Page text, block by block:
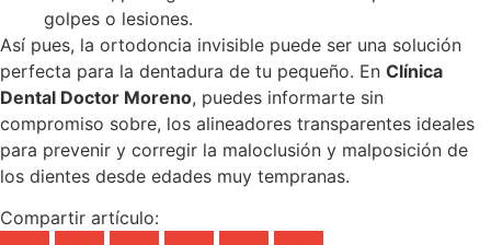
golpes o lesiones.
Así pues, la ortodoncia invisible puede ser una solución
perfecta para la dentadura de tu pequeño. En Clínica
Dental Doctor Moreno, puedes informarte sin
compromiso sobre, los alineadores transparentes ideales
para prevenir y corregir la maloclusión y malposición de
los dientes desde edades muy tempranas.
Compartir artículo: